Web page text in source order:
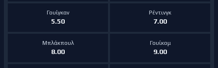
Γουίγκαν
5.50
Ρέντινγκ
7.00
Μπλάκπουλ
8.00
Γουίκομ
9.00